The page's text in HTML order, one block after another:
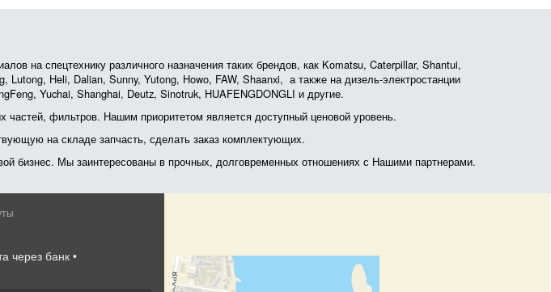
на спецтехнику различного назначения таких брендов, как Komatsu, Caterpillar, Shantui,
Heli, Dalian, Sunny, Yutong, Howo, FAW, Shaanxi, а также на дизель-электростанции
Yuchai, Shanghai, Deutz, Sinotruk, HUAFENGDONGLI и другие.
фильтров. Нашим приоритетом является доступный ценовой уровень.
на складе запчасть, сделать заказ комплектующих.
бизнес. Мы заинтересованы в прочных, долговременных отношениях с Нашими партнерами.